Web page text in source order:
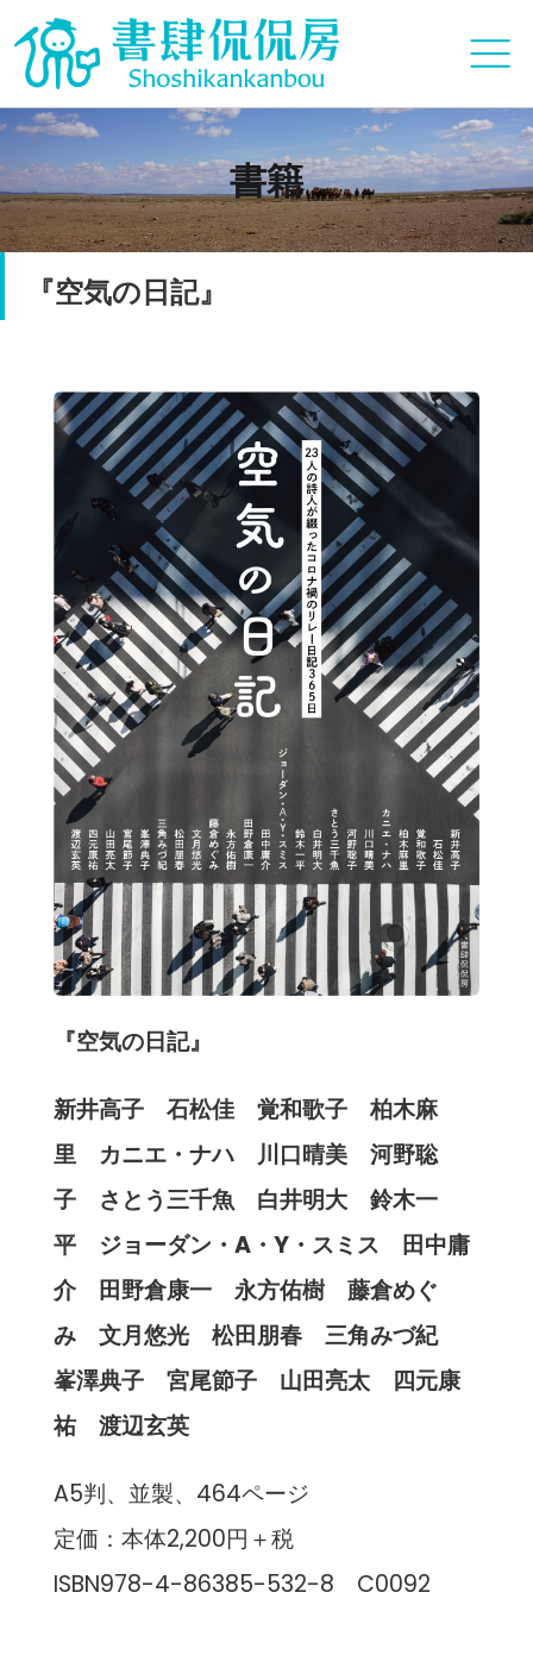
書籍
『空気の日記』
『空気の日記』
新井高子 石松佳 覚和歌子 柏木麻
里 カニエ・ナハ 川口晴美 河野聡
子 さとう三千魚 白井明大 鈴木一
平 ジョーダン・A・Y・スミス 田中庸
介 田野倉康一 永方佑樹 藤倉めぐ
み 文月悠光 松田朋春 三角みづ紀
峯澤典子 宮尾節子 山田亮太 四元康
祐 渡辺玄英
A5判、並製、464ページ
定価：本体2,200円＋税
ISBN978-4-86385-532-8 C0092